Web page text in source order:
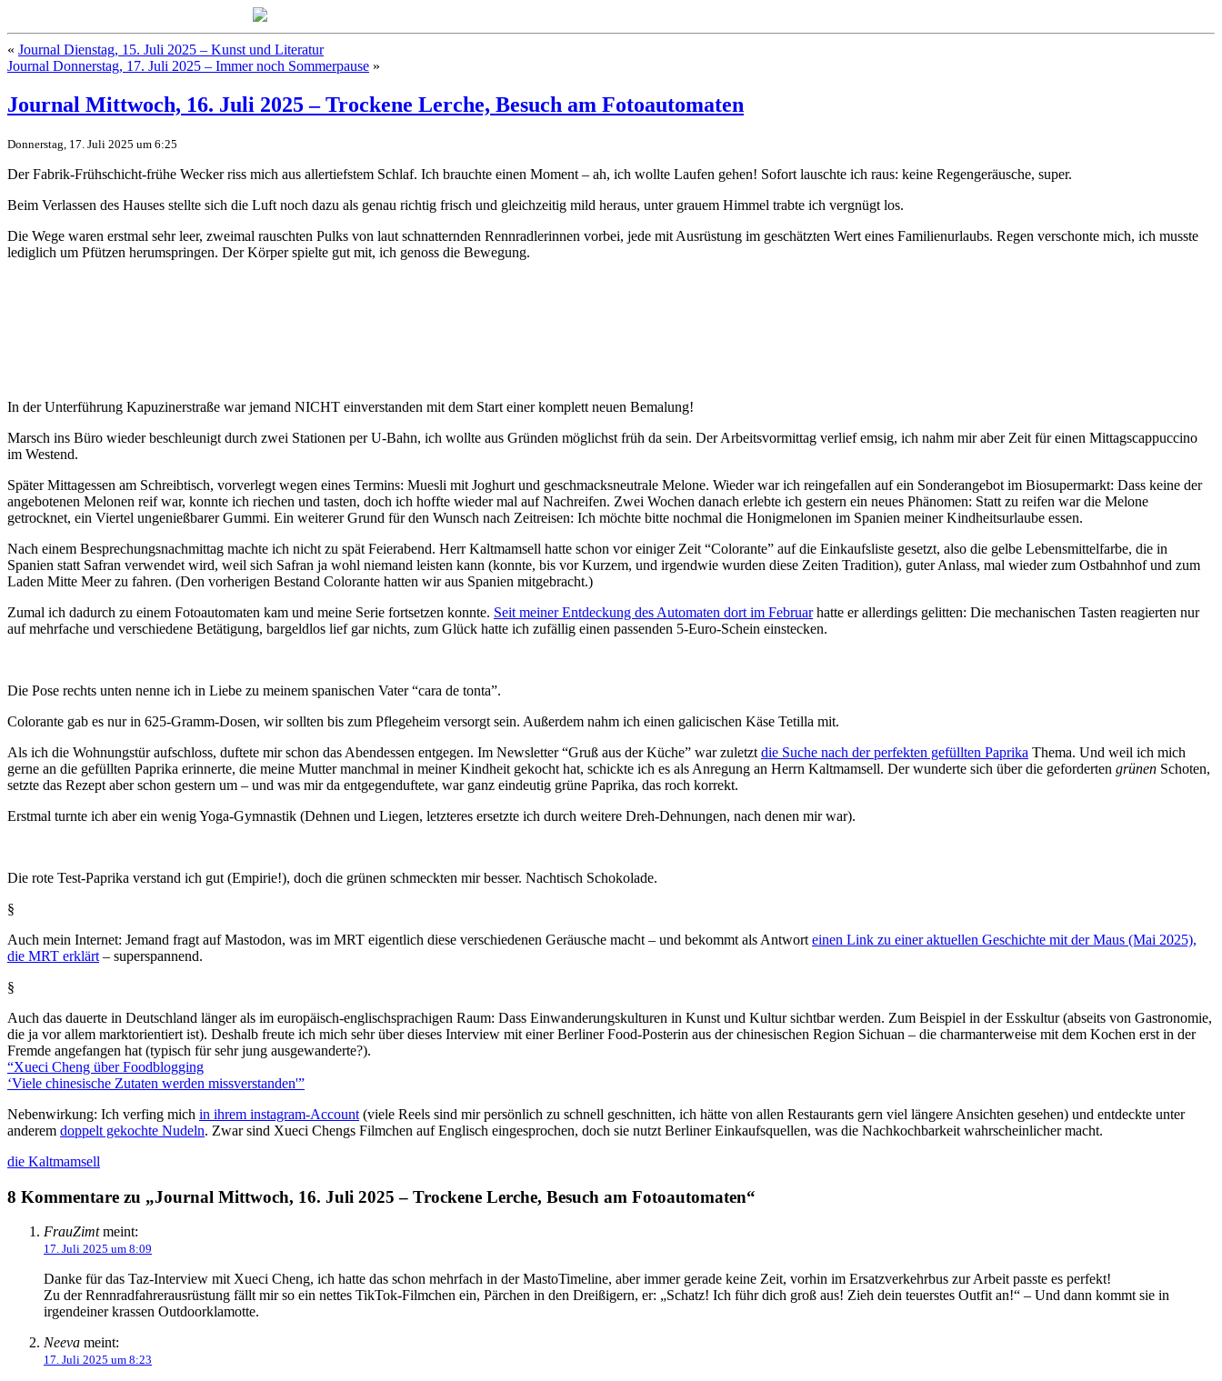
« Journal Dienstag, 15. Juli 2025 – Kunst und Literatur
Journal Donnerstag, 17. Juli 2025 – Immer noch Sommerpause »
Journal Mittwoch, 16. Juli 2025 – Trockene Lerche, Besuch am Fotoautomaten
Donnerstag, 17. Juli 2025 um 6:25
Der Fabrik-Frühschicht-frühe Wecker riss mich aus allertiefstem Schlaf. Ich brauchte einen Moment – ah, ich wollte Laufen gehen! Sofort lauschte ich raus: keine Regengeräusche, super.
Beim Verlassen des Hauses stellte sich die Luft noch dazu als genau richtig frisch und gleichzeitig mild heraus, unter grauem Himmel trabte ich vergnügt los.
Die Wege waren erstmal sehr leer, zweimal rauschten Pulks von laut schnatternden Rennradlerinnen vorbei, jede mit Ausrüstung im geschätzten Wert eines Familienurlaubs. Regen verschonte mich, ich musste
lediglich um Pfützen herumspringen. Der Körper spielte gut mit, ich genoss die Bewegung.
In der Unterführung Kapuzinerstraße war jemand NICHT einverstanden mit dem Start einer komplett neuen Bemalung!
Marsch ins Büro wieder beschleunigt durch zwei Stationen per U-Bahn, ich wollte aus Gründen möglichst früh da sein. Der Arbeitsvormittag verlief emsig, ich nahm mir aber Zeit für einen Mittagscappuccino
im Westend.
Später Mittagessen am Schreibtisch, vorverlegt wegen eines Termins: Muesli mit Joghurt und geschmacksneutrale Melone. Wieder war ich reingefallen auf ein Sonderangebot im Biosupermarkt: Dass keine der
angebotenen Melonen reif war, konnte ich riechen und tasten, doch ich hoffte wieder mal auf Nachreifen. Zwei Wochen danach erlebte ich gestern ein neues Phänomen: Statt zu reifen war die Melone
getrocknet, ein Viertel ungenießbarer Gummi. Ein weiterer Grund für den Wunsch nach Zeitreisen: Ich möchte bitte nochmal die Honigmelonen im Spanien meiner Kindheitsurlaube essen.
Nach einem Besprechungsnachmittag machte ich nicht zu spät Feierabend. Herr Kaltmamsell hatte schon vor einiger Zeit “Colorante” auf die Einkaufsliste gesetzt, also die gelbe Lebensmittelfarbe, die in
Spanien statt Safran verwendet wird, weil sich Safran ja wohl niemand leisten kann (konnte, bis vor Kurzem, und irgendwie wurden diese Zeiten Tradition), guter Anlass, mal wieder zum Ostbahnhof und zum
Laden Mitte Meer zu fahren. (Den vorherigen Bestand Colorante hatten wir aus Spanien mitgebracht.)
Zumal ich dadurch zu einem Fotoautomaten kam und meine Serie fortsetzen konnte. Seit meiner Entdeckung des Automaten dort im Februarhatte er allerdings gelitten: Die mechanischen Tasten reagierten nur
auf mehrfache und verschiedene Betätigung, bargeldlos lief gar nichts, zum Glück hatte ich zufällig einen passenden 5-Euro-Schein einstecken.
Die Pose rechts unten nenne ich in Liebe zu meinem spanischen Vater “cara de tonta”.
Colorante gab es nur in 625-Gramm-Dosen, wir sollten bis zum Pflegeheim versorgt sein. Außerdem nahm ich einen galicischen Käse Tetilla mit.
Als ich die Wohnungstür aufschloss, duftete mir schon das Abendessen entgegen. Im Newsletter “Gruß aus der Küche” war zuletzt die Suche nach der perfekten gefüllten Paprika Thema. Und weil ich mich
gerne an die gefüllten Paprika erinnerte, die meine Mutter manchmal in meiner Kindheit gekocht hat, schickte ich es als Anregung an Herrn Kaltmamsell. Der wunderte sich über die geforderten grünen Schoten,
setzte das Rezept aber schon gestern um – und was mir da entgegenduftete, war ganz eindeutig grüne Paprika, das roch korrekt.
Erstmal turnte ich aber ein wenig Yoga-Gymnastik (Dehnen und Liegen, letzteres ersetzte ich durch weitere Dreh-Dehnungen, nach denen mir war).
Die rote Test-Paprika verstand ich gut (Empirie!), doch die grünen schmeckten mir besser. Nachtisch Schokolade.
§
Auch mein Internet: Jemand fragt auf Mastodon, was im MRT eigentlich diese verschiedenen Geräusche macht – und bekommt als Antwort einen Link zu einer aktuellen Geschichte mit der Maus (Mai 2025),
die MRT erklärt – superspannend.
§
Auch das dauerte in Deutschland länger als im europäisch-englischsprachigen Raum: Dass Einwanderungskulturen in Kunst und Kultur sichtbar werden. Zum Beispiel in der Esskultur (abseits von Gastronomie,
die ja vor allem marktorientiert ist). Deshalb freute ich mich sehr über dieses Interview mit einer Berliner Food-Posterin aus der chinesischen Region Sichuan – die charmanterweise mit dem Kochen erst in der
Fremde angefangen hat (typisch für sehr jung ausgewanderte?).
“Xueci Cheng über Foodblogging
‘Viele chinesische Zutaten werden missverstanden'”
Nebenwirkung: Ich verfing mich in ihrem instagram-Account (viele Reels sind mir persönlich zu schnell geschnitten, ich hätte von allen Restaurants gern viel längere Ansichten gesehen) und entdeckte unter
anderem doppelt gekochte Nudeln. Zwar sind Xueci Chengs Filmchen auf Englisch eingesprochen, doch sie nutzt Berliner Einkaufsquellen, was die Nachkochbarkeit wahrscheinlicher macht.
die Kaltmamsell
8 Kommentare zu „Journal Mittwoch, 16. Juli 2025 – Trockene Lerche, Besuch am Fotoautomaten“
FrauZimtmeint:
17. Juli 2025 um 8:09
Danke für das Taz-Interview mit Xueci Cheng, ich hatte das schon mehrfach in der MastoTimeline, aber immer gerade keine Zeit, vorhin im Ersatzverkehrbus zur Arbeit passte es perfekt!
Zu der Rennradfahrerausrüstung fällt mir so ein nettes TikTok-Filmchen ein, Pärchen in den Dreißigern, er: „Schatz! Ich führ dich groß aus! Zieh dein teuerstes Outfit an!“ – Und dann kommt sie in
irgendeiner krassen Outdoorklamotte.
Neeva meint:
17. Juli 2025 um 8:23